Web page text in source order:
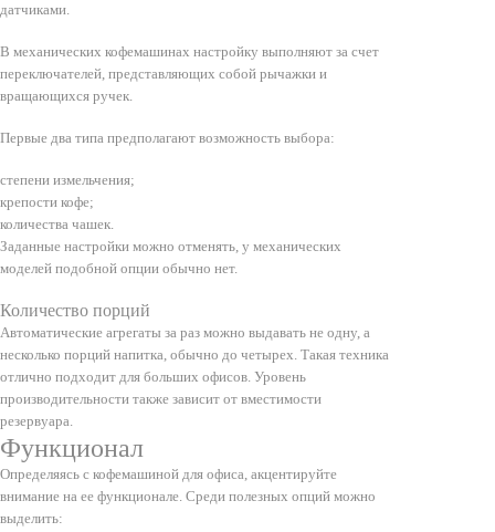
датчиками.
В механических кофемашинах настройку выполняют за счет
переключателей, представляющих собой рычажки и
вращающихся ручек.
Первые два типа предполагают возможность выбора:
степени измельчения;
крепости кофе;
количества чашек.
Заданные настройки можно отменять, у механических
моделей подобной опции обычно нет.
Количество порций
Автоматические агрегаты за раз можно выдавать не одну, а
несколько порций напитка, обычно до четырех. Такая техника
отлично подходит для больших офисов. Уровень
производительности также зависит от вместимости
резервуара.
Функционал
Определяясь с кофемашиной для офиса, акцентируйте
внимание на ее функционале. Среди полезных опций можно
выделить: